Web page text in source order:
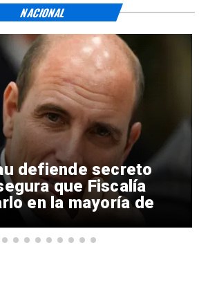
defiende secreto
que Fiscalía
en la mayoría de
NACIONAL